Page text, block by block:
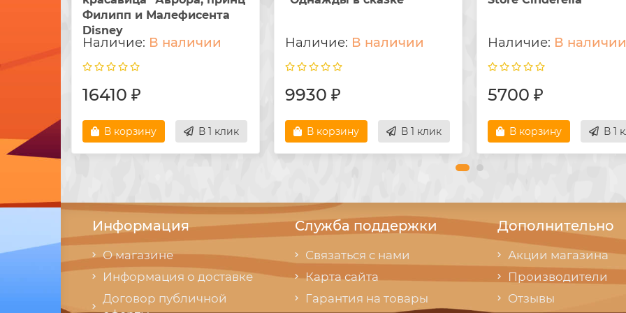
Филипп и Малефисента
Disney
В наличии
16410 ₽
В корзину В 1 клик
В наличии
9930 ₽
В корзину В 1 клик
В наличии
5700 ₽
В корзину В 1
Информация
О магазине
Информация о доставке
Договор публичной
Служба поддержки
Связаться с нами
Карта сайта
Гарантия на товары
Дополнительно
Акции магазина
Производители
Отзывы